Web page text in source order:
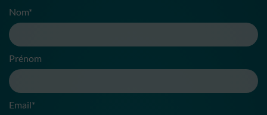
Nom*
Prénom
Email*